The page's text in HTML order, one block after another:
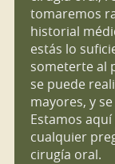
tomaremos
historial
estás lo
someterte al
se puede
mayores, y
Estamos
cualquier
cirugía oral.